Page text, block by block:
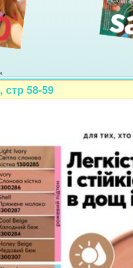
стр 58-59